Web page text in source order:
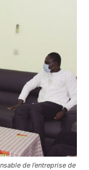
de l’entreprise de